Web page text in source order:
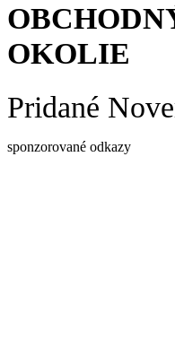
OKOLIE
Pridané
sponzorované odkazy